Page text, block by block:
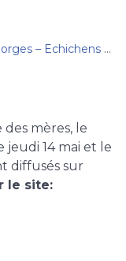
– Echichens
mères, le
jeudi 14 mai et le
diffusés sur
le site: